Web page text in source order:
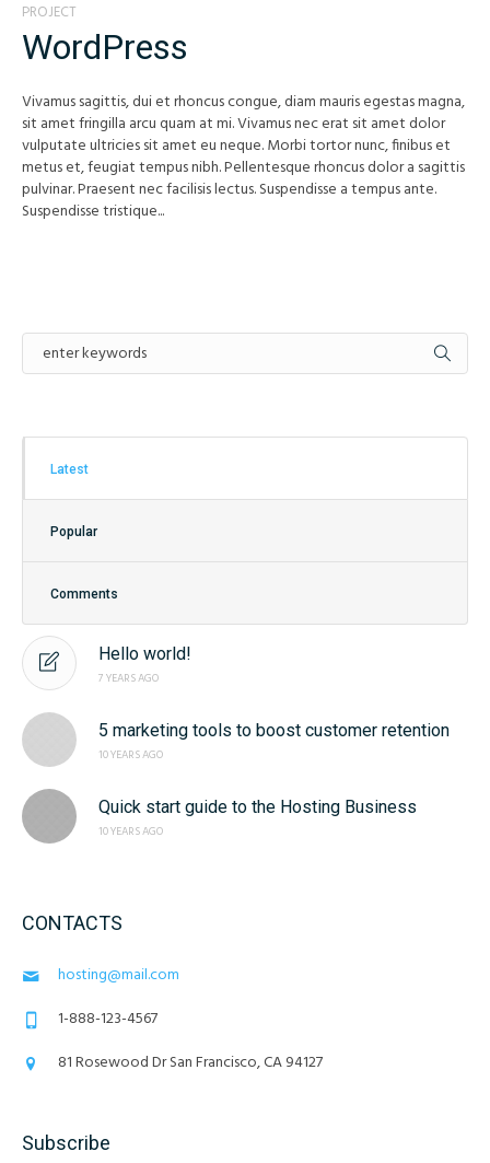
PROJECT
WordPress
Vivamus sagittis, dui et rhoncus congue, diam mauris egestas magna,
sit amet fringilla arcu quam at mi. Vivamus nec erat sit amet dolor
vulputate ultricies sit amet eu neque. Morbi tortor nunc, finibus et
metus et, feugiat tempus nibh. Pellentesque rhoncus dolor a sagittis
pulvinar. Praesent nec facilisis lectus. Suspendisse a tempus ante.
Suspendisse tristique...
Latest
Popular
Comments
Hello world!
7 YEARS AGO
5 marketing tools to boost customer retention
10 YEARS AGO
Quick start guide to the Hosting Business
10 YEARS AGO
CONTACTS
hosting@mail.com
1-888-123-4567
81 Rosewood Dr San Francisco, CA 94127
Subscribe